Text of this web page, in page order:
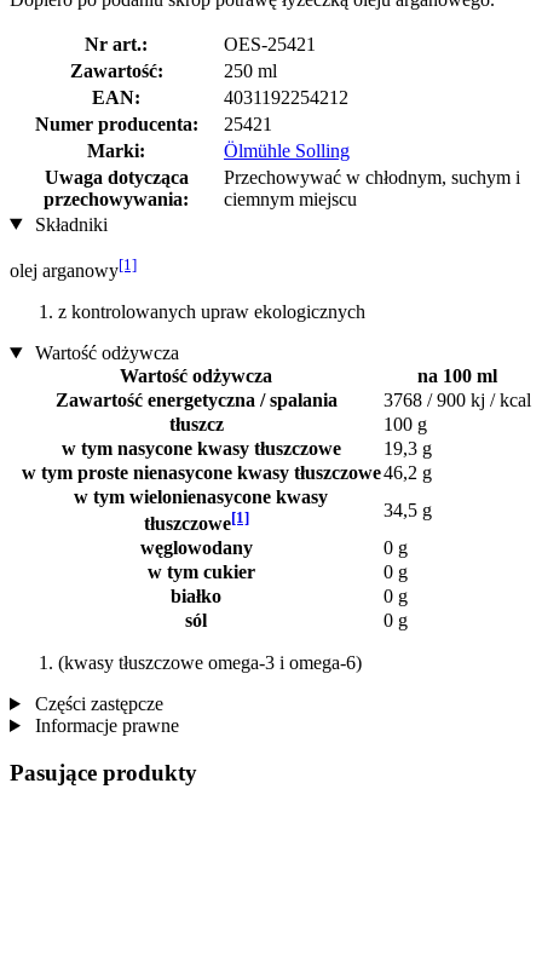
Nr art.:
OES-25421
Zawartość:
250 ml
EAN:
4031192254212
Numer producenta:
25421
Marki:
Ölmühle Solling
Uwaga dotycząca
przechowywania:
Przechowywać w chłodnym, suchym i
ciemnym miejscu
Składniki
olej arganowy[1]
z kontrolowanych upraw ekologicznych
Wartość odżywcza
Wartość odżywcza
na 100 ml
Zawartość energetyczna / spalania
3768 / 900 kj / kcal
tłuszcz
100 g
w tym nasycone kwasy tłuszczowe
19,3 g
w tym proste nienasycone kwasy tłuszczowe46,2 g
w tym wielonienasycone kwasy
tłuszczowe[1]
34,5 g
węglowodany
0 g
w tym cukier
0 g
białko
0 g
sól
0 g
(kwasy tłuszczowe omega-3 i omega-6)
Części zastępcze
Informacje prawne
Pasujące produkty